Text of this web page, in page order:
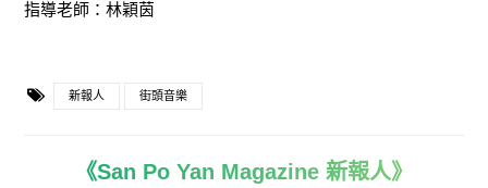
指導老師：林穎茵
新報人 街頭音樂
《San Po Yan Magazine 新報人》